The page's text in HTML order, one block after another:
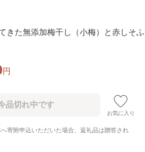
きた無添加梅干し（小梅）と赤しそふ
円
お気に入り
寄附申込いただいた場合、返礼品は贈答され